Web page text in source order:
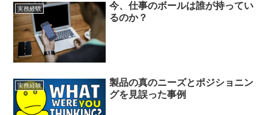
実務経験
今、仕事のボールは誰が持ってい
るのか？
実務経験
製品の真のニーズとポジショニン
グを見誤った事例